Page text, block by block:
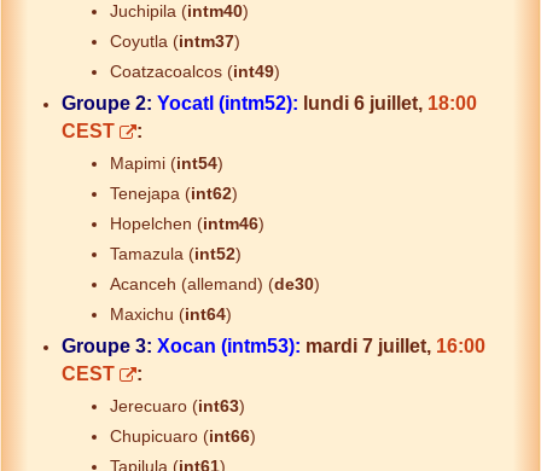
Juchipila (intm40)
Coyutla (intm37)
Coatzacoalcos (int49)
Groupe 2: Yocatl (intm52): lundi 6 juillet, 18:00
CEST
:
Mapimi (int54)
Tenejapa (int62)
Hopelchen (intm46)
Tamazula (int52)
Acanceh (allemand) (de30)
Maxichu (int64)
Groupe 3: Xocan (intm53): mardi 7 juillet, 16:00
CEST
:
Jerecuaro (int63)
Chupicuaro (int66)
Tapilula (int61)